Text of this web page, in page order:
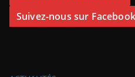
Suivez-nous sur Facebook